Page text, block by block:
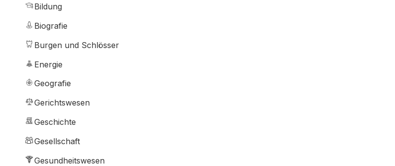
Bildung
Biografie
Burgen und Schlösser
Energie
Geografie
Gerichtswesen
Geschichte
Gesellschaft
Gesundheitswesen